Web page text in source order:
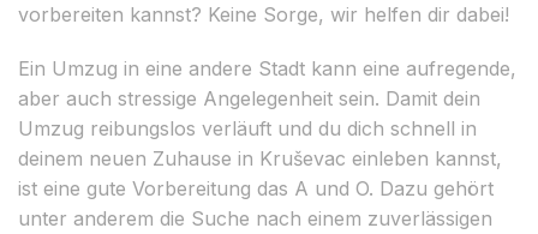
vorbereiten kannst? Keine Sorge, wir helfen dir dabei!
Ein Umzug in eine andere Stadt kann eine aufregende,
aber auch stressige Angelegenheit sein. Damit dein
Umzug reibungslos verläuft und du dich schnell in
deinem neuen Zuhause in Kruševac einleben kannst,
ist eine gute Vorbereitung das A und O. Dazu gehört
unter anderem die Suche nach einem zuverlässigen